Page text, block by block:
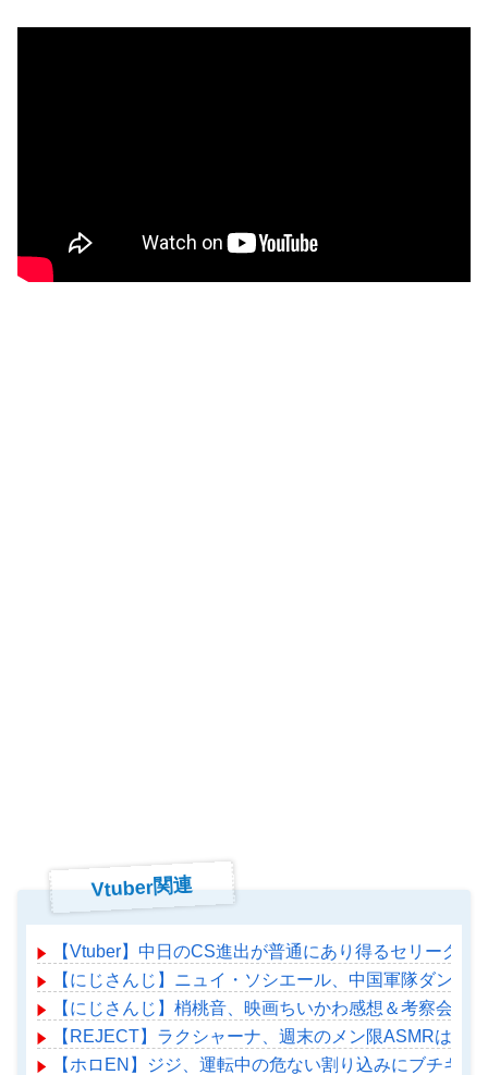
Vtuber関連
【Vtuber】中日のCS進出が普通にあり得るセリーグ
【にじさんじ】ニュイ・ソシエール、中国軍隊ダンス
【にじさんじ】梢桃音、映画ちいかわ感想＆考察会＆
【REJECT】ラクシャーナ、週末のメン限ASMRはこ
【ホロEN】ジジ、運転中の危ない割り込みにブチギ